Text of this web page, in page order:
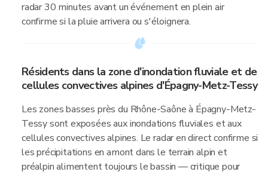
radar 30 minutes avant un événement en plein air
confirme si la pluie arrivera ou s'éloignera.
Résidents dans la zone d'inondation fluviale et de
cellules convectives alpines d'Épagny-Metz-Tessy
Les zones basses près du Rhône-Saône à Épagny-Metz-
Tessy sont exposées aux inondations fluviales et aux
cellules convectives alpines. Le radar en direct confirme si
les précipitations en amont dans le terrain alpin et
préalpin alimentent toujours le bassin — critique pour